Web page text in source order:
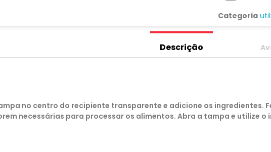
Categoria
Descrição
no centro do recipiente transparente e adicione os
necessárias para processar os alimentos. Abra a tampa e utilize o